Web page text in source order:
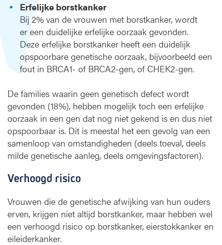
Erfelijke borstkanker
Bij 2% van de vrouwen met borstkanker, wordt
er een duidelijke erfelijke oorzaak gevonden.
Deze erfelijke borstkanker heeft een duidelijk
opspoorbare genetische oorzaak, bijvoorbeeld een
fout in BRCA1- of BRCA2-gen, of CHEK2-gen.
De families waarin geen genetisch defect wordt
gevonden (18%), hebben mogelijk toch een erfelijke
oorzaak in een gen dat nog niet gekend is en dus niet
opspoorbaar is. Dit is meestal het een gevolg van een
samenloop van omstandigheden (deels toeval, deels
milde genetische aanleg, deels omgevingsfactoren).
Verhoogd risico
Vrouwen die de genetische afwijking van hun ouders
erven, krijgen niet altijd borstkanker, maar hebben wel
een verhoogd risico op borstkanker, eierstokkanker en
eileiderkanker.